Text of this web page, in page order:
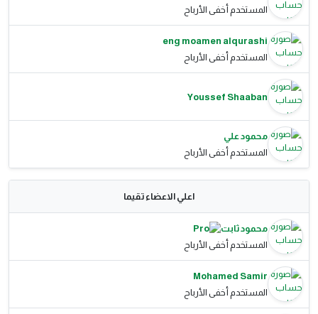
المستخدم أخفى الأرباح
eng moamen alqurashi
المستخدم أخفى الأرباح
Youssef Shaaban
محمود علي
المستخدم أخفى الأرباح
اعلي الاعضاء تقيما
محمود ثابت
المستخدم أخفى الأرباح
Mohamed Samir
المستخدم أخفى الأرباح